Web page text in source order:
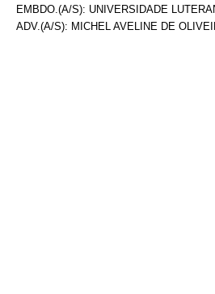
EMBDO.(A/S): UNIVERSIDADE
ADV.(A/S): MICHEL AVELINE DE